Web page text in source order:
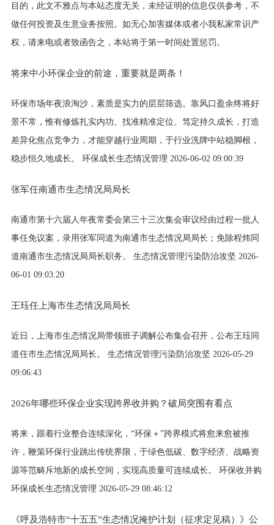
目的，此文不雅点与本站态度无关，未经证明的信息仅供参考，不
做任何投资及生意业务按照。如无心加害媒体或者小我私家常识产
权，请来电或者致函告之，本站将于第一时间处置惩罚。
将来中小环保企业的前途，重要就是两条！
环保市场年夜浪淘沙，素质是实力的层层筛选。靠风口盈余终将好
景不常，惟有修炼扎实内功、找准精准定位、笃定持久成长，打造
差异化焦点竞争力，才能穿越行业周期，于行业洗牌中站稳脚根，
稳步恒久地成长。 环保成长生态情况管理 2026-06-02 09:00:39
张军任南通市生态情况局局长
南通市第十六届人年夜常委会第三十三次集会审议经由过程一批人
事任免议案，录用张军同道为南通市生态情况局局长；免除程炜同
道南通市生态情况局局长职务。 生态情况管理污染防治攻坚 2026-
06-01 09:03:20
王珏任上海市生态情况局局长
近日，上海市生态情况局带领班子调解公布集会召开，公布王珏同
道任市生态情况局局长。 生态情况管理污染防治攻坚 2026-05-29
09:06:43
2026年哪些环保企业实现跨界收并购？破局突围有看点
将来，跟着行业整合连续深化，“环保＋”跨界模式将愈来愈被推
许，鞭策环保行业跳出传统界限，于绿色低碳、数字经济、战略资
源等范畴斥地新的成长空间，实现高质量可连续成长。 环保收并购
环保成长生态情况管理 2026-05-29 08:46:12
《呼及浩特市“十五五”生态情况掩护计划（征求定见稿）》公